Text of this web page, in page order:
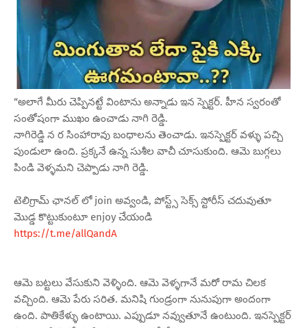
“అలాగే మీరు చెప్పినట్టే వింటాను అన్నాడు ఇన స్పెక్టర్. హీన స్వరంతో
సంతోషంగా ముఖం ఉంచాడు నాగి రెడ్డి.
నాగిరెడ్డి న ర సింహారావు బంధాలను తెంచాడు. ఇనస్పెక్టర్ వళ్ళు పచ్చి
పుండులా ఉంది. ప్రక్కనే ఉన్న సుశీల వాచీ చూసుకుంది. ఆమె బుగ్గలు
పిండి వెళ్ళమని చెప్పాడు నాగి రెడ్డి.
టెలిగ్రామ్ ఛానల్ లో join అవ్వండి, పోస్ట్స్ సెక్స్ స్టోరీస్ చదువుతూ
మొడ్డ కొట్టుకుంటూ enjoy చేయండి
https://t.me/allQandA
ఆమె బట్టలు వేసుకుని వెళ్ళింది. ఆమె వెళ్ళగానే మరో రామ చిలక
వచ్చింది. ఆమె పేరు సరిత. మనిషి గుండ్రంగా నునుపుగా అందంగా
ఉంది. పాతికేళ్ళు ఉంటాయి. ఎప్పుడూ నవ్వుతూనే ఉంటుంది. ఇనస్పెక్టర్